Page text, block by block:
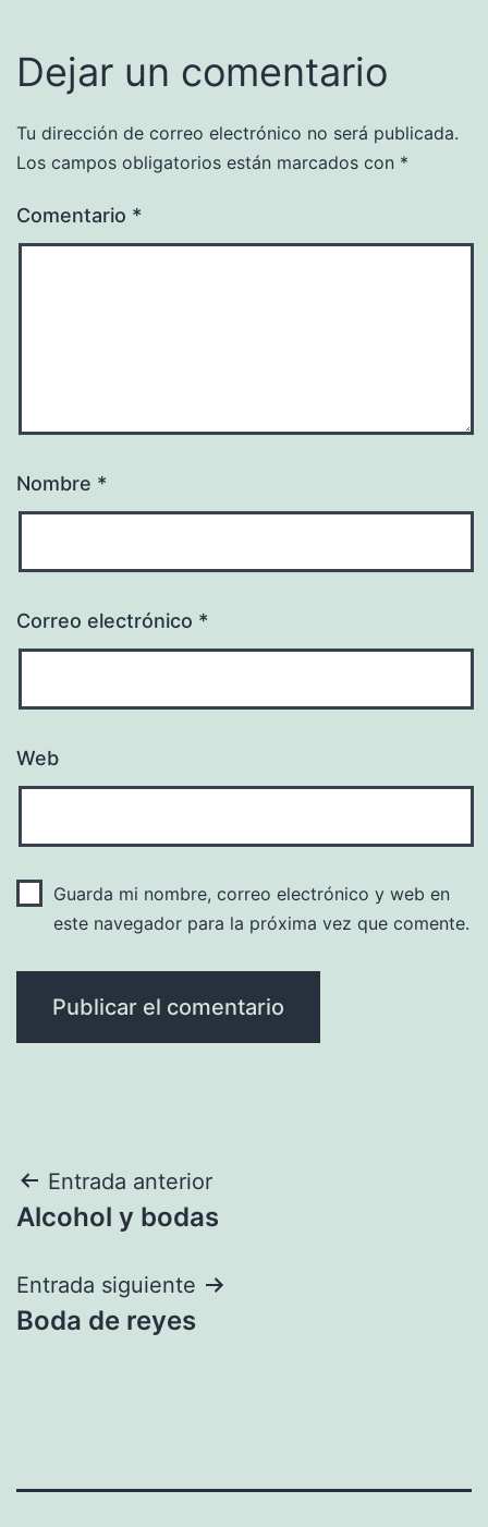
Dejar un comentario
Tu dirección de correo electrónico no será publicada.
Los campos obligatorios están marcados con *
Comentario *
Nombre *
Correo electrónico *
Web
Guarda mi nombre, correo electrónico y web en
este navegador para la próxima vez que comente.
Navegación
de
entradas
Entrada anterior
Alcohol y bodas
Entrada siguiente
Boda de reyes